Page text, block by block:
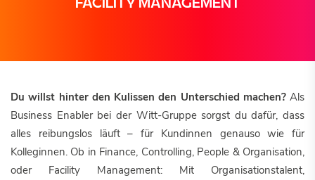
FACILITY MANAGEMENT
Du willst hinter den Kulissen den Unterschied machen?Als
Business Enabler bei der Witt-Gruppe sorgst du dafür, dass
alles reibungslos läuft – für Kundinnen genauso wie für
Kolleginnen. Ob in Finance, Controlling, People & Organisation,
oder Facility Management: Mit Organisationstalent,